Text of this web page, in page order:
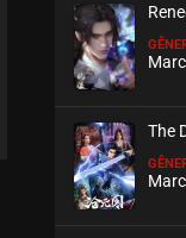
The